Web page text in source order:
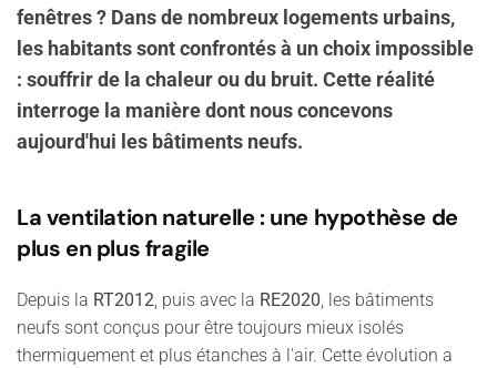
fenêtres ? Dans de nombreux logements urbains,
les habitants sont confrontés à un choix impossible
: souffrir de la chaleur ou du bruit. Cette réalité
interroge la manière dont nous concevons
aujourd'hui les bâtiments neufs.
La ventilation naturelle : une hypothèse de
plus en plus fragile
Depuis la RT2012, puis avec la RE2020, les bâtiments
neufs sont conçus pour être toujours mieux isolés
thermiquement et plus étanches à l'air. Cette évolution a